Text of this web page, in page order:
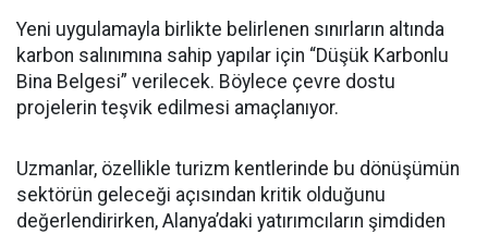
Yeni uygulamayla birlikte belirlenen sınırların altında
karbon salınımına sahip yapılar için “Düşük Karbonlu
Bina Belgesi” verilecek. Böylece çevre dostu
projelerin teşvik edilmesi amaçlanıyor.
Uzmanlar, özellikle turizm kentlerinde bu dönüşümün
sektörün geleceği açısından kritik olduğunu
değerlendirirken, Alanya’daki yatırımcıların şimdiden